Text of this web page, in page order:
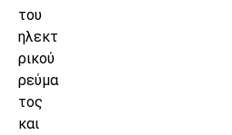
του
ηλεκτ
ρικού
ρεύμα
τος
και